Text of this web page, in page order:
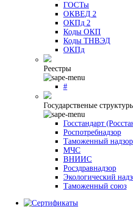
ГОСТы
ОКВЕД 2
ОКПд 2
Коды ОКП
Коды ТНВЭД
ОКПд
Реестры
#
Государственые
Госстандарт
Роспотребнадзор
Таможенный надзор
МЧС
ВНИИС
Росздравнадзор
Экологический
Таможенный союз